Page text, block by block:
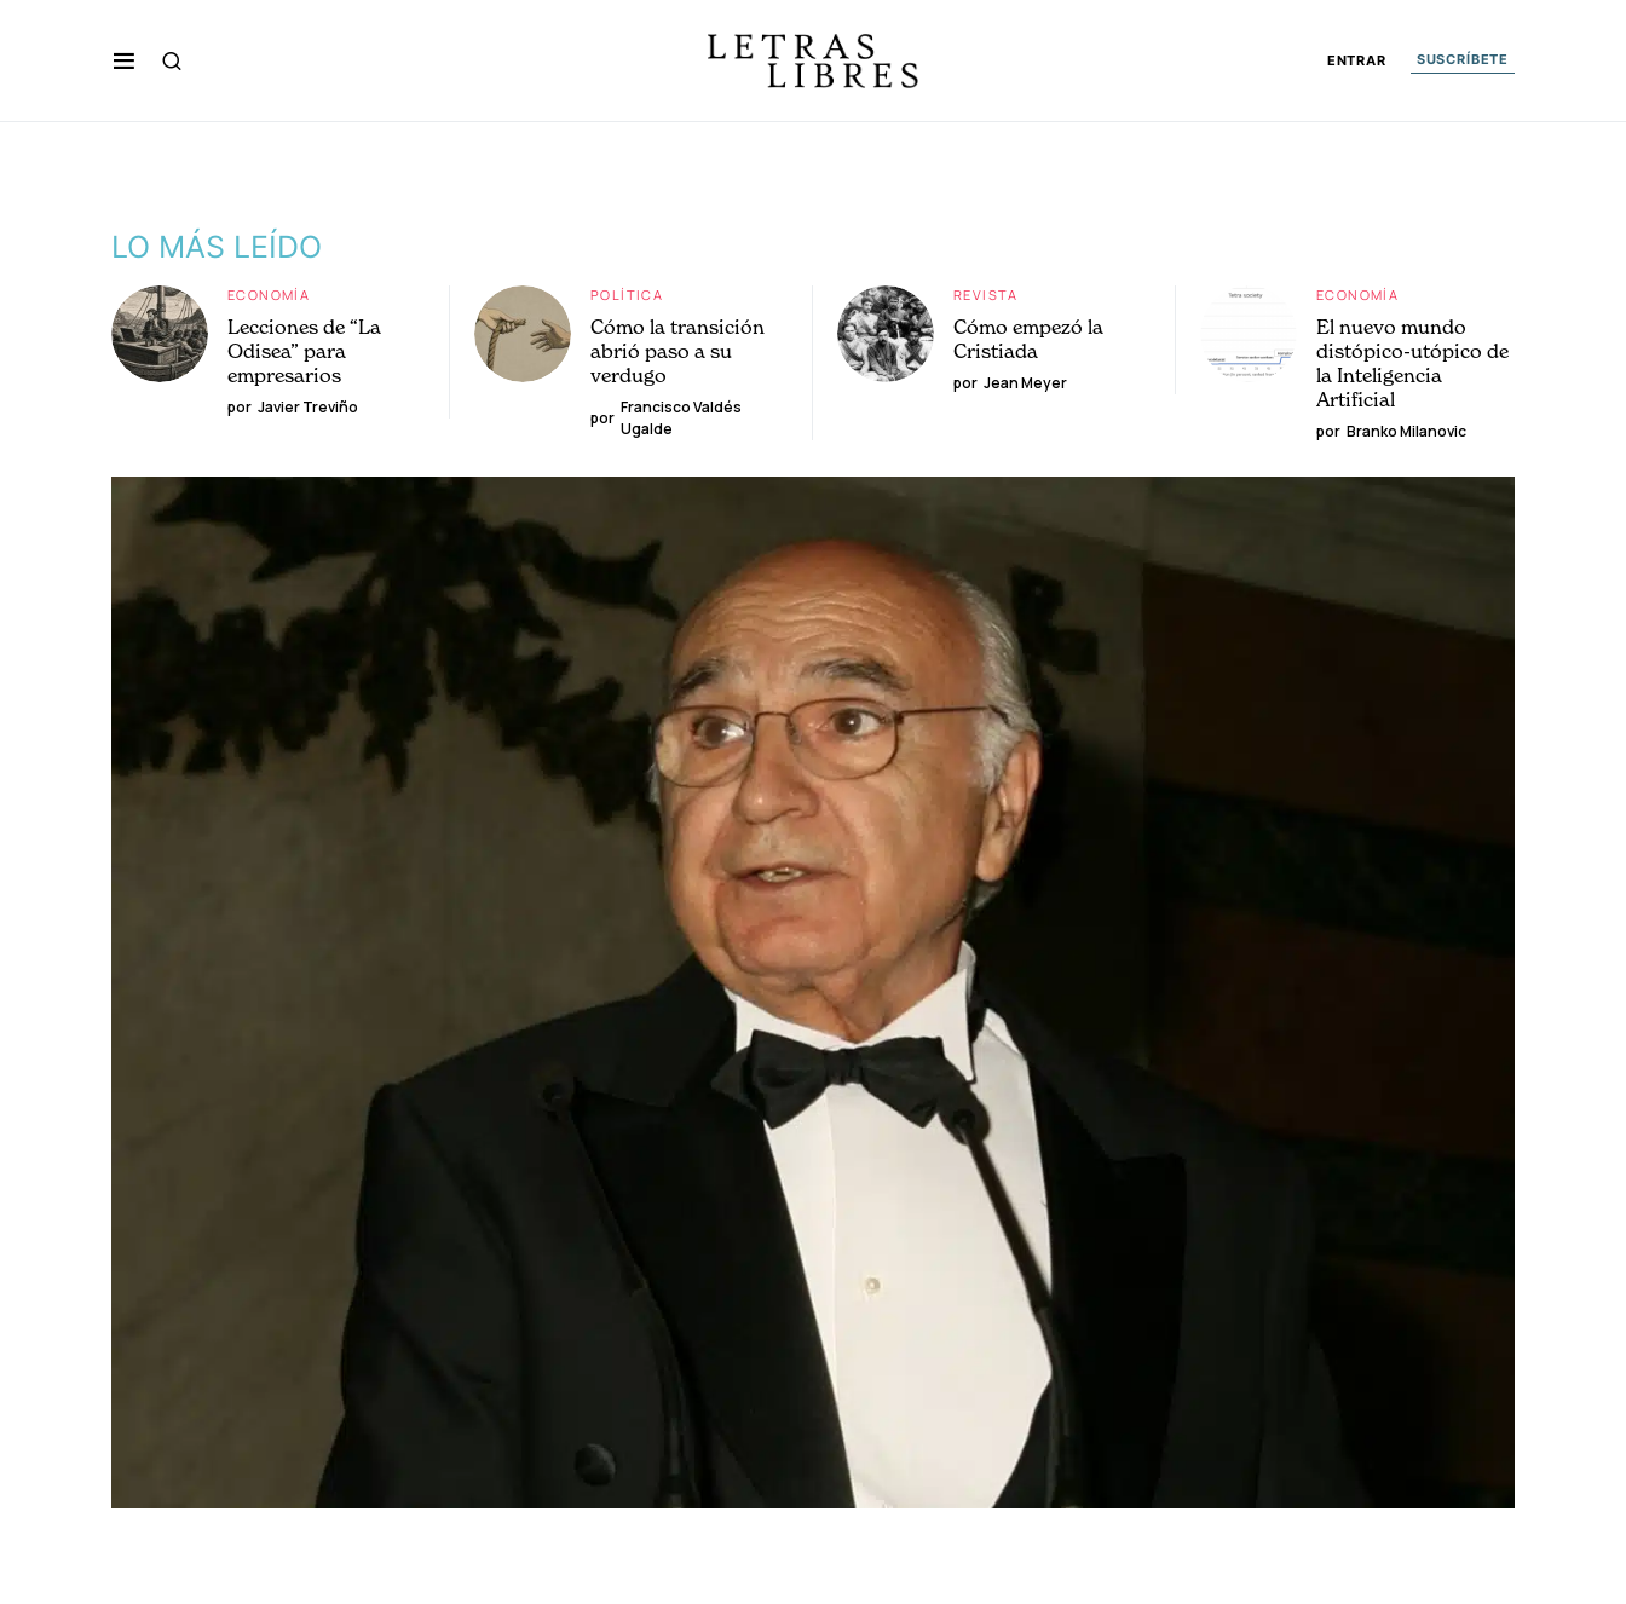
ENTRAR SUSCRÍBETE
LO MÁS LEÍDO
ECONOMÍA
Lecciones de “La
Odisea” para
empresarios
por Javier Treviño
POLÍTICA
Cómo la transición
abrió paso a su
verdugo
por
Francisco Valdés
Ugalde
REVISTA
Cómo empezó la
Cristiada
por Jean Meyer
ECONOMÍA
El nuevo mundo
distópico-utópico de
la Inteligencia
Artificial
por Branko Milanovic